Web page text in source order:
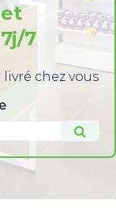
7
chez vous